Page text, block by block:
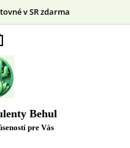
v SR zdarma
Behul
pre Vás